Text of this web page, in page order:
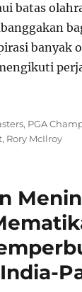
batas
banyak
, PGA
, Rory McIlroy